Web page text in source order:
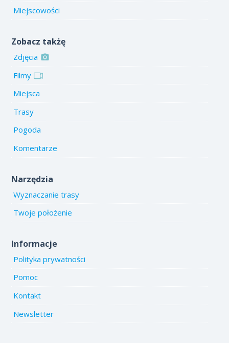
Miejscowości
Zobacz takżę
Zdjęcia
Filmy
Miejsca
Trasy
Pogoda
Komentarze
Narzędzia
Wyznaczanie trasy
Twoje położenie
Informacje
Polityka prywatności
Pomoc
Kontakt
Newsletter